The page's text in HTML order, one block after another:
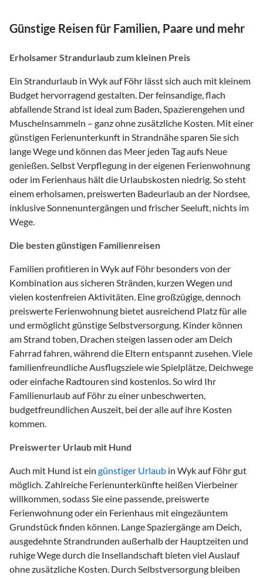
Günstige Reisen für Familien, Paare und mehr
Erholsamer Strandurlaub zum kleinen Preis
Ein Strandurlaub in Wyk auf Föhr lässt sich auch mit kleinem
Budget hervorragend gestalten. Der feinsandige, flach
abfallende Strand ist ideal zum Baden, Spazierengehen und
Muschelnsammeln – ganz ohne zusätzliche Kosten. Mit einer
günstigen Ferienunterkunft in Strandnähe sparen Sie sich
lange Wege und können das Meer jeden Tag aufs Neue
genießen. Selbst Verpflegung in der eigenen Ferienwohnung
oder im Ferienhaus hält die Urlaubskosten niedrig. So steht
einem erholsamen, preiswerten Badeurlaub an der Nordsee,
inklusive Sonnenuntergängen und frischer Seeluft, nichts im
Wege.
Die besten günstigen Familienreisen
Familien profitieren in Wyk auf Föhr besonders von der
Kombination aus sicheren Stränden, kurzen Wegen und
vielen kostenfreien Aktivitäten. Eine großzügige, dennoch
preiswerte Ferienwohnung bietet ausreichend Platz für alle
und ermöglicht günstige Selbstversorgung. Kinder können
am Strand toben, Drachen steigen lassen oder am Deich
Fahrrad fahren, während die Eltern entspannt zusehen. Viele
familienfreundliche Ausflugsziele wie Spielplätze, Deichwege
oder einfache Radtouren sind kostenlos. So wird Ihr
Familienurlaub auf Föhr zu einer unbeschwerten,
budgetfreundlichen Auszeit, bei der alle auf ihre Kosten
kommen.
Preiswerter Urlaub mit Hund
Auch mit Hund ist ein günstiger Urlaub in Wyk auf Föhr gut
möglich. Zahlreiche Ferienunterkünfte heißen Vierbeiner
willkommen, sodass Sie eine passende, preiswerte
Ferienwohnung oder ein Ferienhaus mit eingezäuntem
Grundstück finden können. Lange Spaziergänge am Deich,
ausgedehnte Strandrunden außerhalb der Hauptzeiten und
ruhige Wege durch die Insellandschaft bieten viel Auslauf
ohne zusätzliche Kosten. Durch Selbstversorgung bleiben